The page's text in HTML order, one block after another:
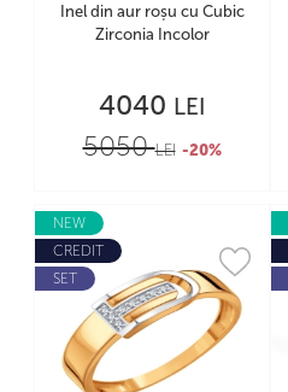
Inel din aur roșu cu Cubic
Zirconia Incolor
4040 LEI
5050LEI -20%
NEW
CREDIT
SET